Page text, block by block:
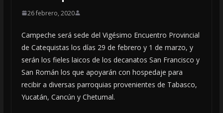
26 febrero, 2020
Campeche será sede del Vigésimo Encuentro Provincial
de Catequistas los días 29 de febrero y 1 de marzo, y
serán los fieles laicos de los decanatos San Francisco y
San Román los que apoyarán con hospedaje para
recibir a diversas parroquias provenientes de Tabasco,
Yucatán, Cancún y Chetumal.